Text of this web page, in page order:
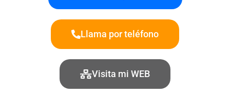
Llama por teléfono
Visita mi WEB